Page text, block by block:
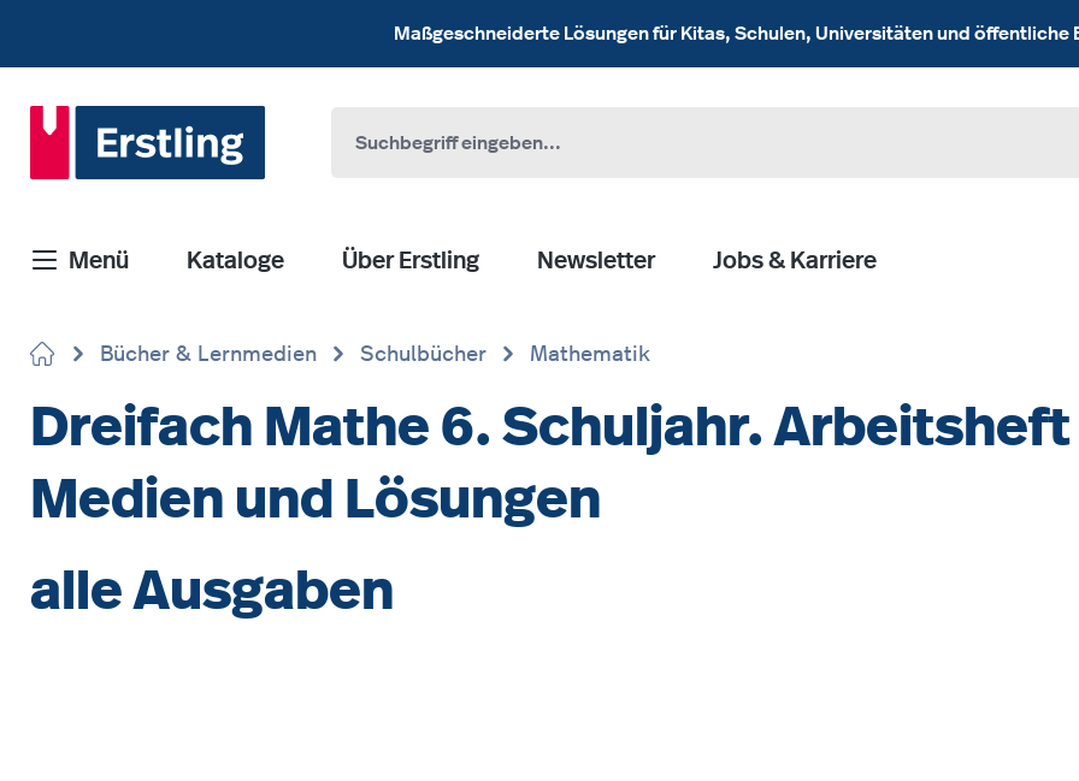
Maßgeschneiderte Lösungen für Kitas, Schulen, Universitäten und öffentliche
Menü Kataloge Über Erstling Newsletter Jobs & Karriere
Bücher & Lernmedien Schulbücher Mathematik
Dreifach Mathe 6. Schuljahr.
Medien und Lösungen
alle Ausgaben